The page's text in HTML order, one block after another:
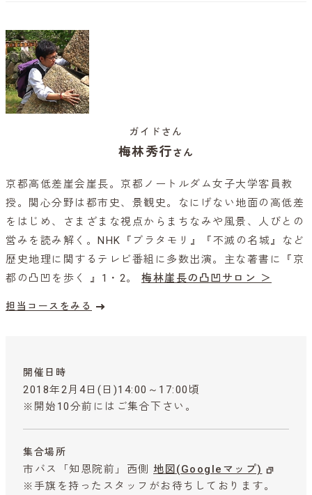
ガイドさん
梅林秀行さん
京都高低差崖会崖長。京都ノートルダム女子大学客員教
授。関心分野は都市史、景観史。なにげない地面の高低差
をはじめ、さまざまな視点からまちなみや風景、人びとの
営みを読み解く。NHK『ブラタモリ』『不滅の名城』など
歴史地理に関するテレビ番組に多数出演。主な著書に『京
都の凸凹を歩く 』1・2。 梅林崖長の凸凹サロン ＞
担当コースをみる
開催日時
2018年2月4日(日)14:00～17:00頃
※開始10分前にはご集合下さい。
集合場所
市バス「知恩院前」西側 地図(Googleマップ)
※手旗を持ったスタッフがお待ちしております。